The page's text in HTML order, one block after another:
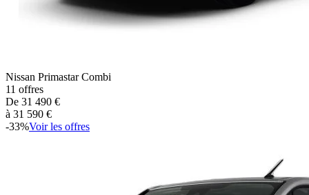
Nissan Primastar Combi
11 offres
De 31 490 €
à 31 590 €
-33%Voir les offres